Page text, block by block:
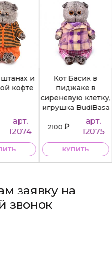
и
кофте
арт.
12074
Кот Басик в
пиджаке в
сиреневую клетку,
игрушка BudiBasa
2100₽
арт.
12075
КУПИТЬ
заявку на
звонок